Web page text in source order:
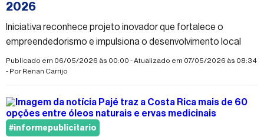
2026
Iniciativa reconhece projeto inovador que fortalece o
empreendedorismo e impulsiona o desenvolvimento local
Publicado em 06/05/2026 às 00:00 - Atualizado em 07/05/2026 às 08:34
- PorRenan Carrijo
#informepublicitario